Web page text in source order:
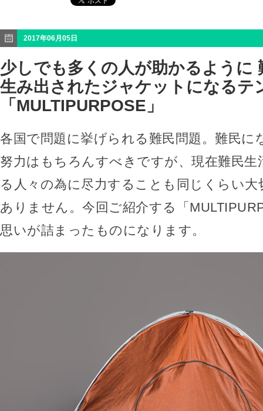
2017年06月05日
少しでも多くの人が助かるように
生み出されたジャケットになるテ
「MULTIPURPOSE」
各国で問題に挙げられる難民問題。難民に
努力はもちろんすべきですが、現在難民
る人々の為に尽力することも同じくらい
ありません。今回ご紹介する「
思いが詰まったものになります。